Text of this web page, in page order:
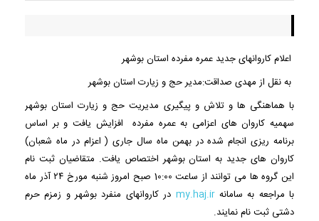
اعلام کاروانهای جدید عمره مفرده استان بوشهر
به نقل از مهدی صداقت:مدیر حج و زیارت استان بوشهر
با هماهنگی ها و تلاش و پیگیری مدیریت حج و زیارت استان بوشهر
سهمیه کاروان های اعزامی به عمره مفرده افزایش یافت و بر اساس
برنامه ریزی انجام شده در بهمن ماه سال جاری ( اعزام در ماه شعبان)
کاروان های جدید به استان بوشهر اختصاص یافت. متقاضیان ثبت نام
این گروه ها می توانند از ساعت 10:00 صبح امروز شنبه مورخ ۲۴ آذر ماه
با مراجعه به سامانهmy.haj.ir در کاروانهای منفرد بوشهر و زمزم حرم
دشتی ثبت نام نمایند.